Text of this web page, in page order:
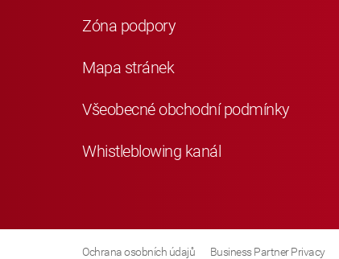
Zóna podpory
Mapa stránek
Všeobecné obchodní podmínky
Whistleblowing kanál
Ochrana osobních údajů Business Partner Privacy